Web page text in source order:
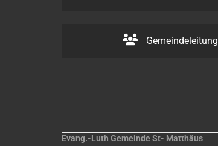
Gemeindeleitung
Evang.-Luth Gemeinde St- Matthäus